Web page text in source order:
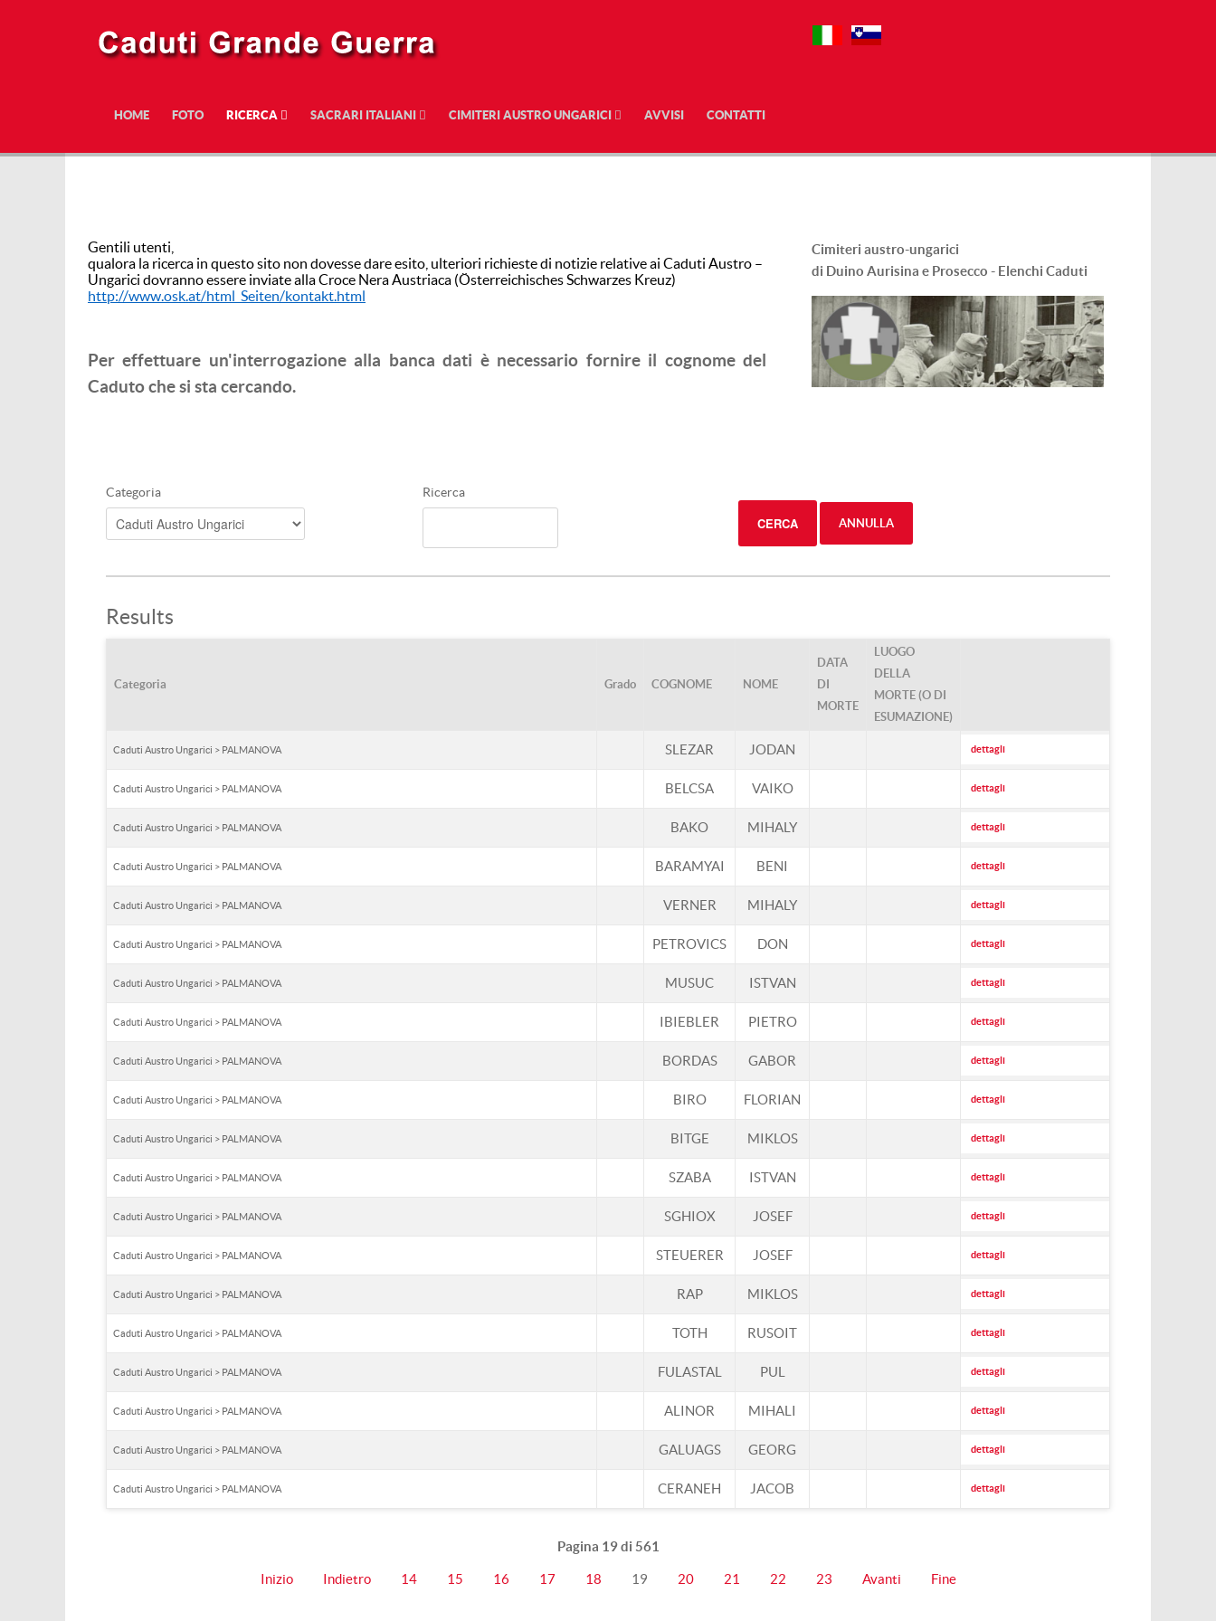
HOME FOTO RICERCA SACRARI ITALIANI CIMITERI AUSTRO UNGARICI AVVISI CONTATTI
Gentili utenti,
qualora la ricerca in questo sito non dovesse dare esito, ulteriori richieste di notizie relative ai Caduti Austro –
Ungarici dovranno essere inviate alla Croce Nera Austriaca (Österreichisches Schwarzes Kreuz)
http://www.osk.at/html_Seiten/kontakt.html
Per effettuare un'interrogazione alla banca dati è necessario fornire il cognome del
Caduto che si sta cercando.
Cimiteri austro-ungarici
di Duino Aurisina e Prosecco - Elenchi Caduti
Categoria Ricerca
CERCA ANNULLA
Results
Categoria Grado COGNOME NOME
DATA
DI
MORTE
LUOGO
DELLA
MORTE (O DI
ESUMAZIONE)
Caduti Austro Ungarici > PALMANOVA SLEZAR JODAN dettagli
Caduti Austro Ungarici > PALMANOVA BELCSA VAIKO dettagli
Caduti Austro Ungarici > PALMANOVA BAKO MIHALY dettagli
Caduti Austro Ungarici > PALMANOVA BARAMYAI BENI dettagli
Caduti Austro Ungarici > PALMANOVA VERNER MIHALY dettagli
Caduti Austro Ungarici > PALMANOVA PETROVICS DON dettagli
Caduti Austro Ungarici > PALMANOVA MUSUC ISTVAN dettagli
Caduti Austro Ungarici > PALMANOVA IBIEBLER PIETRO dettagli
Caduti Austro Ungarici > PALMANOVA BORDAS GABOR dettagli
Caduti Austro Ungarici > PALMANOVA BIRO FLORIAN dettagli
Caduti Austro Ungarici > PALMANOVA BITGE MIKLOS dettagli
Caduti Austro Ungarici > PALMANOVA SZABA ISTVAN dettagli
Caduti Austro Ungarici > PALMANOVA SGHIOX JOSEF dettagli
Caduti Austro Ungarici > PALMANOVA STEUERER JOSEF dettagli
Caduti Austro Ungarici > PALMANOVA RAP MIKLOS dettagli
Caduti Austro Ungarici > PALMANOVA TOTH RUSOIT dettagli
Caduti Austro Ungarici > PALMANOVA FULASTAL PUL dettagli
Caduti Austro Ungarici > PALMANOVA ALINOR MIHALI dettagli
Caduti Austro Ungarici > PALMANOVA GALUAGS GEORG dettagli
Caduti Austro Ungarici > PALMANOVA CERANEH JACOB dettagli
Pagina 19 di 561
Inizio Indietro 14 15 16 17 18 19 20 21 22 23 Avanti Fine